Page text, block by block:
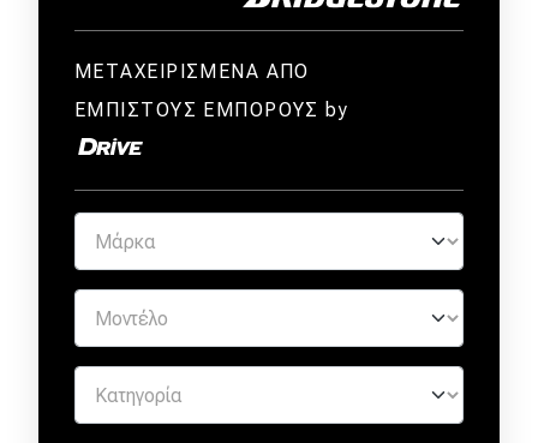
ΜΕΤΑΧΕΙΡΙΣΜΕΝΑ ΑΠΟ
ΕΜΠΙΣΤΟΥΣ ΕΜΠΟΡΟΥΣ by